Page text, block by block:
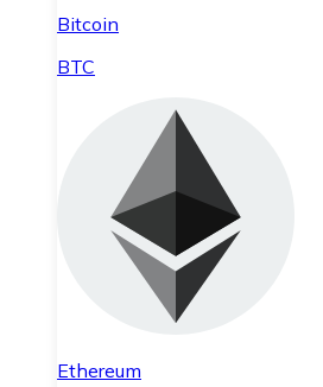
Bitcoin
BTC
Ethereum